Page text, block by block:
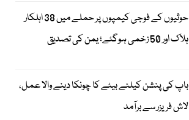
حوثیوں کے فوجی کیمپوں پر حملے میں 38 اہلکار
ہلاک اور 50 زخمی ہوگئے؛ یمن کی تصدیق
باپ کی پنشن کیلئے بیٹے کا چونکا دینے والا عمل،
لاش فریزر سے برآمد